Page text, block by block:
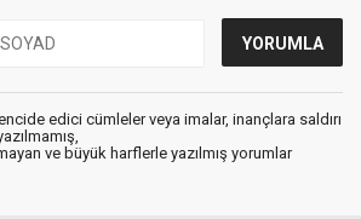
edici cümleler veya imalar, inançlara saldırı
ve büyük harflerle yazılmış yorumlar